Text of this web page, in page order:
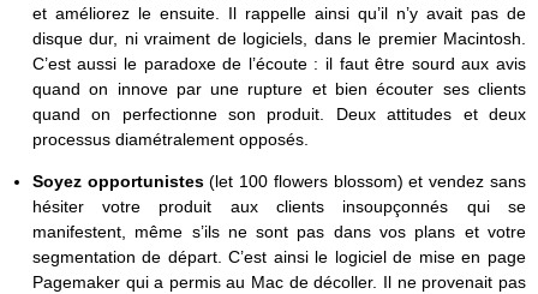
et améliorez le ensuite. Il rappelle ainsi qu’il n’y avait pas de
disque dur, ni vraiment de logiciels, dans le premier Macintosh.
C’est aussi le paradoxe de l’écoute : il faut être sourd aux avis
quand on innove par une rupture et bien écouter ses clients
quand on perfectionne son produit. Deux attitudes et deux
processus diamétralement opposés.
Soyez opportunistes(let 100 flowers blossom) et vendez sans
hésiter votre produit aux clients insoupçonnés qui se
manifestent, même s’ils ne sont pas dans vos plans et votre
segmentation de départ. C’est ainsi le logiciel de mise en page
Pagemaker qui a permis au Mac de décoller. Il ne provenait pas